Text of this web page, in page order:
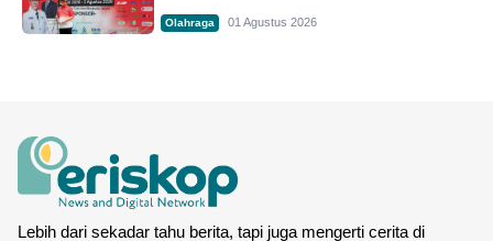
Olahraga 01 Agustus 2026
Lebih dari sekadar tahu berita, tapi juga mengerti cerita di